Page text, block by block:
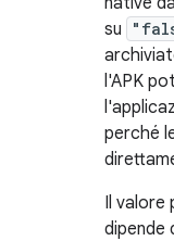
su
l'APK
perché
Il valore
dipende